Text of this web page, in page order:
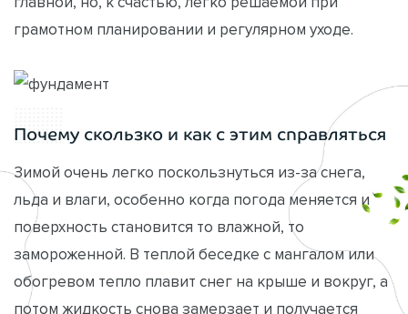
грамотном планировании и регулярном уходе.
Почему скользко и как с этим справляться
Зимой очень легко поскользнуться из-за снега,
льда и влаги, особенно когда погода меняется и
поверхность становится то влажной, то
замороженной. В теплой беседке с мангалом или
обогревом тепло плавит снег на крыше и вокруг, а
потом жидкость снова замерзает и получается